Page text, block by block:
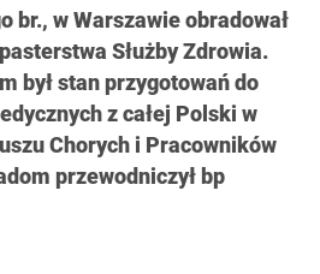
br., w Warszawie obradował
Służby Zdrowia.
był stan przygotowań do
z całej Polski w
Chorych i Pracowników
przewodniczył bp